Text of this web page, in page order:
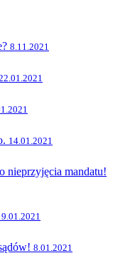
8.11.2021
14.01.2021
nieprzyjęcia mandatu!
9.01.2021
8.01.2021